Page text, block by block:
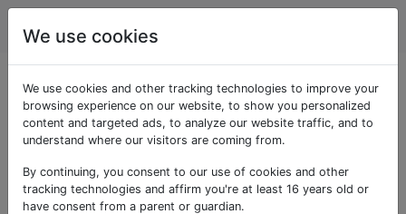
Programmierung
Als «function-
definition» getaggte
Fragen
We use cookies
We use cookies and other tracking technologies to improve your
browsing experience on our website, to show you personalized
content and targeted ads, to analyze our website traffic, and to
understand where our visitors are coming from.
By continuing, you consent to our use of cookies and other
tracking technologies and affirm you're at least 16 years old or
have consent from a parent or guardian.